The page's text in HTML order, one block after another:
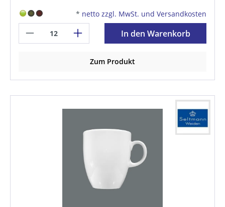
* netto zzgl. MwSt. und Versandkosten
In den Warenkorb
Zum Produkt